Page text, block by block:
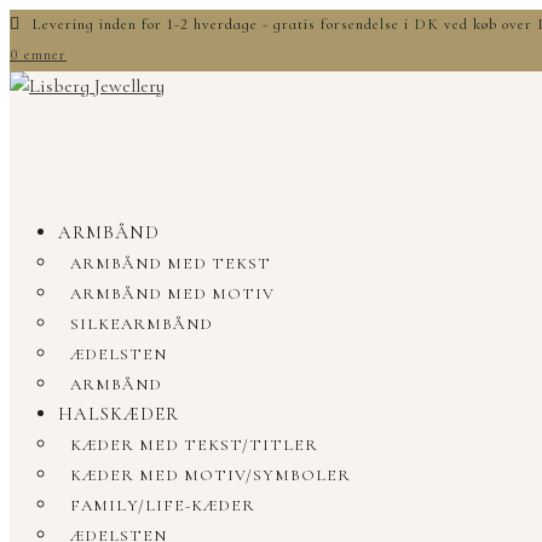
Levering inden for 1-2 hverdage - gratis forsendelse i DK ved køb
0 emner
ARMBÅND
ARMBÅND MED TEKST
ARMBÅND MED MOTIV
SILKEARMBÅND
ÆDELSTEN
ARMBÅND
HALSKÆDER
KÆDER MED TEKST/TITLER
KÆDER MED MOTIV/SYMBOLER
FAMILY/LIFE-KÆDER
ÆDELSTEN